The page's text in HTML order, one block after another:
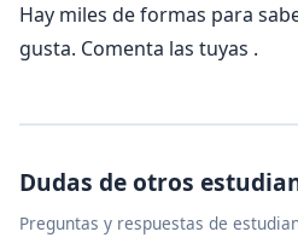
Hay miles de formas para
gusta. Comenta las tuyas .
Dudas de otros
Preguntas y respuestas de